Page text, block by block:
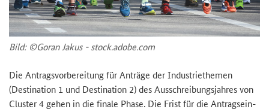
Bild: ©Goran Jakus - stock.adobe.com
Die An­trags­vor­be­rei­tung für An­trä­ge der In­dus­trie­the­men
(Destination 1 und Destination 2) des Aus­schrei­bungs­jah­res von
Cluster4 gehen in die fi­na­le Phase. Die Frist für die An­trags­ein­